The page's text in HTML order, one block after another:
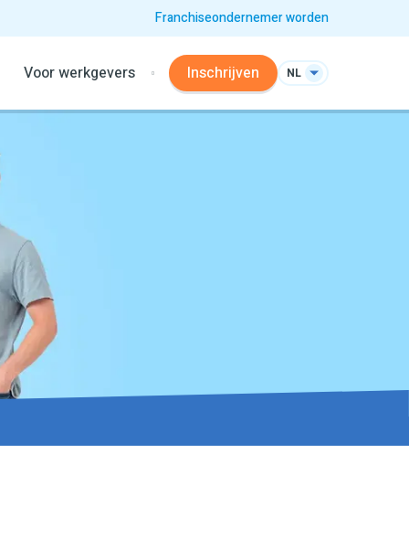
Franchiseondernemer worden
Voor werkgevers Inschrijven NL